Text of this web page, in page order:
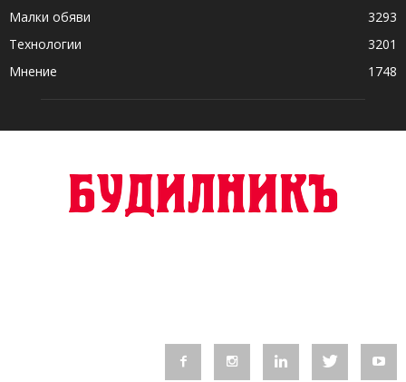
Малки обяви
3293
Технологии
3201
Мнение
1748